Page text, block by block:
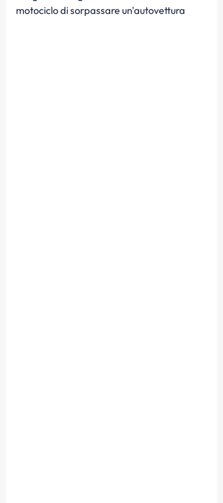
motociclo di sorpassare un'autovettura